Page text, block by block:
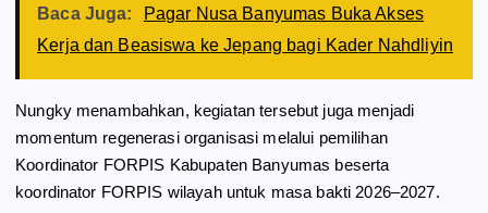
Baca Juga:
Pagar Nusa Banyumas Buka Akses
Kerja dan Beasiswa ke Jepang bagi Kader Nahdliyin
Nungky menambahkan, kegiatan tersebut juga menjadi
momentum regenerasi organisasi melalui pemilihan
Koordinator FORPIS Kabupaten Banyumas beserta
koordinator FORPIS wilayah untuk masa bakti 2026–2027.